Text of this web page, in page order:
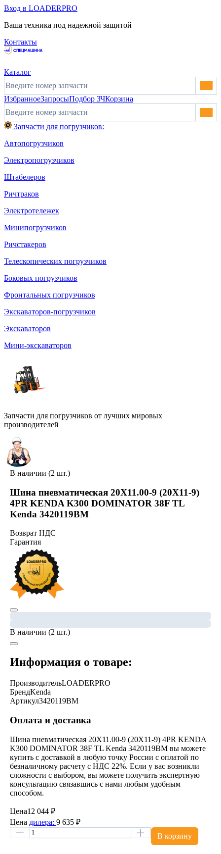
Вход в LOADERPRO
Ваша техника под надежной защитой
Контакты
Каталог
ИзбранноеЗапросыПодбор ЗЧКорзина
Запчасти для погрузчиков:
Автопогрузчиков
Электропогрузчиков
Штабелеров
Ричтраков
Электротележек
Минипогрузчиков
Ричстакеров
Телескопических погрузчиков
Боковых погрузчиков
Фронтальных погрузчиков
Экскаваторов-погрузчиков
Экскаваторов
Мини-экскаваторов
Запчасти для погрузчиков от лучших мировых
производителей
В наличии (2 шт.)
Шина пневматическая 20X11.00-9 (20X11-9)
4PR KENDA K300 DOMINATOR 38F TL
Kenda 3420119BM
Возврат НДС
Гарантия
В наличии (2 шт.)
Информация о товаре:
ПроизводительLOADERPRO
БрендKenda
Артикул3420119BM
Оплата и доставка
Шина пневматическая 20X11.00-9 (20X11-9) 4PR KENDA
K300 DOMINATOR 38F TL Kenda 3420119BM вы можете
купить с доставкой в любую точку России с оплатой по
безналичному расчету с НДС 22%. Если у вас возникли
сложности с выбором, вы можете получить экспертную
консультацию связавшись с нами любым удобным
способом.
Цена12 044 ₽
Цена дилера: 9 635 ₽
В корзину